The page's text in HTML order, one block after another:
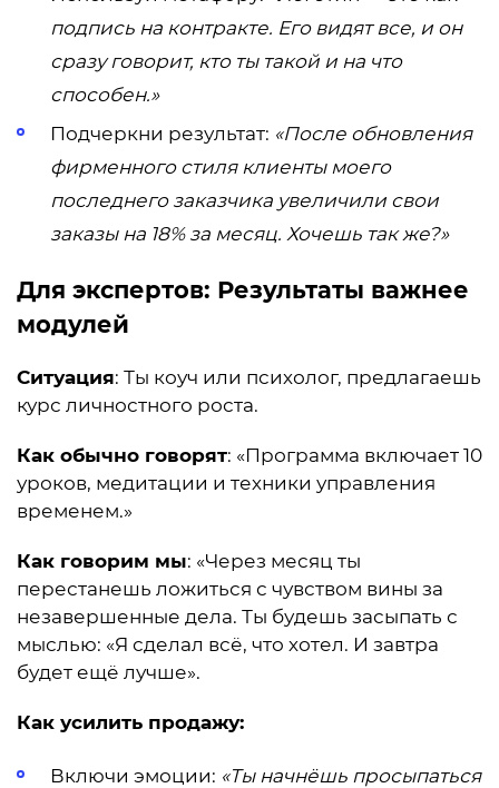
подпись на контракте. Его видят все, и он
сразу говорит, кто ты такой и на что
способен.»
Подчеркни результат: «После обновления
фирменного стиля клиенты моего
последнего заказчика увеличили свои
заказы на 18% за месяц. Хочешь так же?»
Для экспертов: Результаты важнее
модулей
Ситуация: Ты коуч или психолог, предлагаешь
курс личностного роста.
Как обычно говорят: «Программа включает 10
уроков, медитации и техники управления
временем.»
Как говорим мы: «Через месяц ты
перестанешь ложиться с чувством вины за
незавершенные дела. Ты будешь засыпать с
мыслью: «Я сделал всё, что хотел. И завтра
будет ещё лучше».
Как усилить продажу:
Включи эмоции: «Ты начнёшь просыпаться